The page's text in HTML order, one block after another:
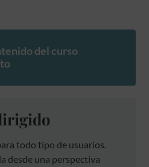
del curso
todo tipo de usuarios.
desde una perspectiva